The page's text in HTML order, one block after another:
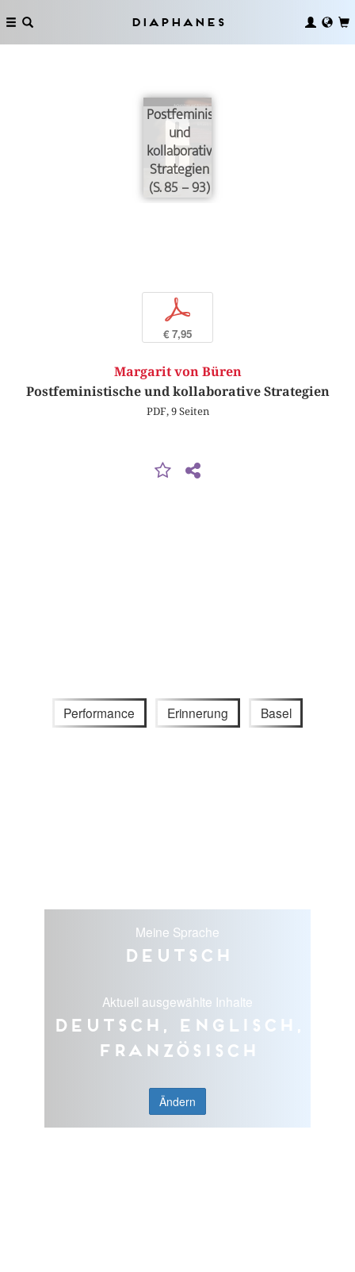
Diaphanes
Postfeministische
und
kollaborative
Strategien
(S. 85 – 93)
p
€ 7,95
Margarit von Büren
Postfeministische und kollaborative Strategien
PDF, 9 Seiten
Performance Erinnerung Basel
Meine Sprache
Deutsch
Aktuell ausgewählte Inhalte
Deutsch, Englisch,
Französisch
Ändern